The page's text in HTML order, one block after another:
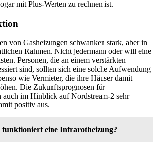
mit Plus-Werten zu rechnen ist.
von Gasheizungen schwanken stark, aber in
Rahmen. Nicht jedermann oder will eine
Personen, die an einem verstärkten
sind, sollten sich eine solche Aufwendung
wie Vermieter, die ihre Häuser damit
Die Zukunftsprognosen für
auch im Hinblick auf Nordstream-2 sehr
positiv aus.
funktioniert eine Infrarotheizung?